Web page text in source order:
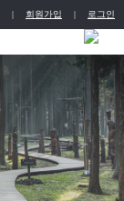
| 회원가입 | 로그인